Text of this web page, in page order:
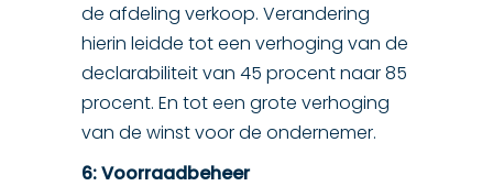
de afdeling verkoop. Verandering
hierin leidde tot een verhoging van de
declarabiliteit van 45 procent naar 85
procent. En tot een grote verhoging
van de winst voor de ondernemer.
6: Voorraadbeheer